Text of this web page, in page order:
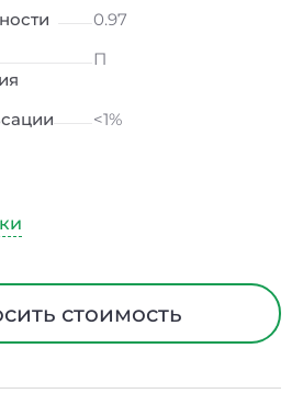
0.97
П
<1%
стоимость